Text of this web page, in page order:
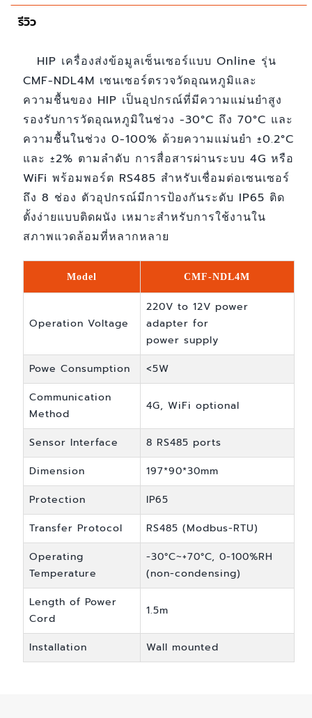
รีวิว
HIP เครื่องส่งข้อมูลเซ็นเซอร์แบบ Online รุ่น
CMF-NDL4M เซนเซอร์ตรวจวัดอุณหภูมิและ
ความชื้นของ HIP เป็นอุปกรณ์ที่มีความแม่นยำสูง
รองรับการวัดอุณหภูมิในช่วง -30°C ถึง 70°C และ
ความชื้นในช่วง 0-100% ด้วยความแม่นยำ ±0.2°C
และ ±2% ตามลำดับ การสื่อสารผ่านระบบ 4G หรือ
WiFi พร้อมพอร์ต RS485 สำหรับเชื่อมต่อเซนเซอร์
ถึง 8 ช่อง ตัวอุปกรณ์มีการป้องกันระดับ IP65 ติด
ตั้งง่ายแบบติดผนัง เหมาะสำหรับการใช้งานใน
สภาพแวดล้อมที่หลากหลาย
Model CMF-NDL4M
Operation Voltage
220V to 12V power
adapter for
power supply
Powe Consumption
<5W
Communication
Method
4G, WiFi optional
Sensor Interface
8 RS485 ports
Dimension
197*90*30mm
Protection
IP65
Transfer Protocol
RS485 (Modbus-RTU)
Operating
Temperature
-30°C~+70°C, 0-100%RH
(non-condensing)
Length of Power
Cord
1.5m
Installation Wall mounted